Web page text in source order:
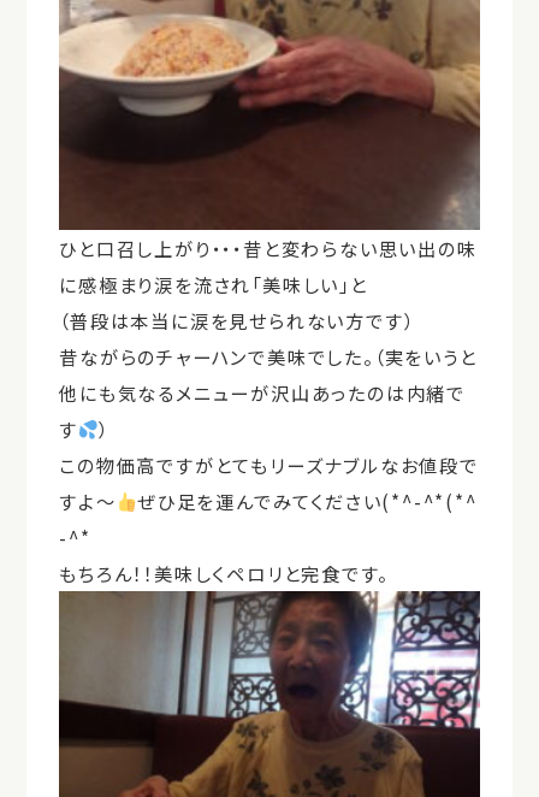
ひと口召し上がり・・・昔と変わらない思い出の味
に感極まり涙を流され「美味しい」と
（普段は本当に涙を見せられない方です）
昔ながらのチャーハンで美味でした。（実をいうと
他にも気なるメニューが沢山あったのは内緒で
す
）
この物価高ですがとてもリーズナブルなお値段で
すよ～
ぜひ足を運んでみてください(*^-^*(*^
-^*
もちろん！！美味しくペロリと完食です。